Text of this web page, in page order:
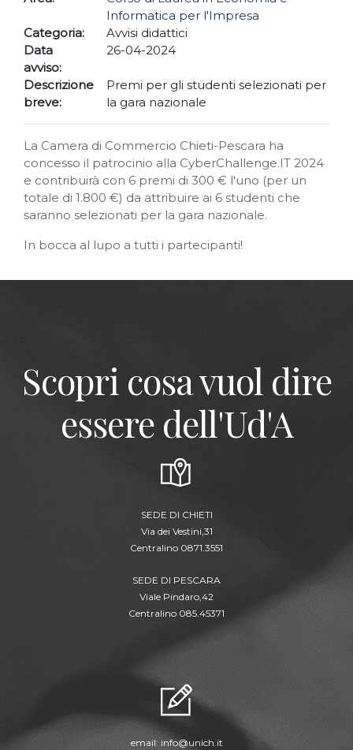
Informatica per l'Impresa
Categoria:
Avvisi didattici
Data
avviso:
26-04-2024
Descrizione
breve:
Premi per gli studenti selezionati per
la gara nazionale
La Camera di Commercio Chieti-Pescara ha
concesso il patrocinio alla CyberChallenge.IT 2024
e contribuirà con 6 premi di 300 € l'uno (per un
totale di 1.800 €) da attribuire ai 6 studenti che
saranno selezionati per la gara nazionale.
In bocca al lupo a tutti i partecipanti!
Scopri cosa vuol dire
essere dell'Ud'A
SEDE DI CHIETI
Via dei Vestini,31
Centralino 0871.3551
SEDE DI PESCARA
Viale Pindaro,42
Centralino 085.45371
email: info@unich.it